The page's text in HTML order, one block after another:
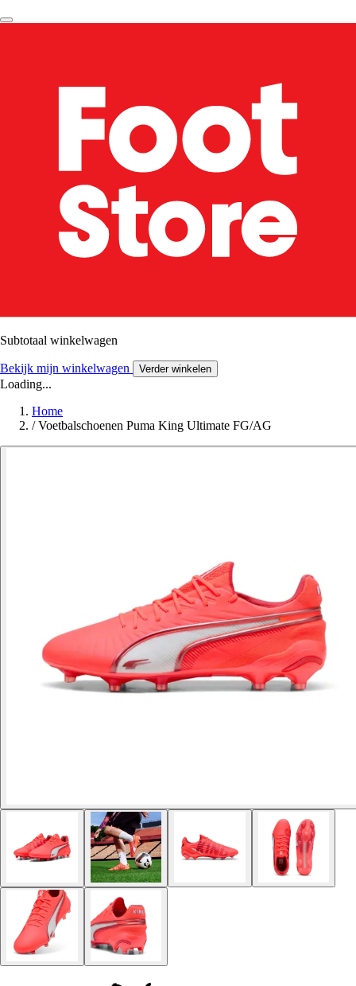
Subtotaal winkelwagen
Bekijk mijn winkelwagen Verder winkelen
Loading...
Home
/ Voetbalschoenen Puma King Ultimate FG/AG